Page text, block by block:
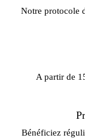
Notre protocole
A partir de
Bénéficiez